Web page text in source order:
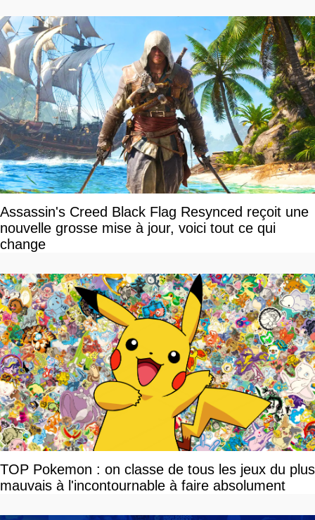
Assassin's Creed Black Flag Resynced reçoit une
nouvelle grosse mise à jour, voici tout ce qui
change
TOP Pokemon : on classe de tous les jeux du plus
mauvais à l'incontournable à faire absolument